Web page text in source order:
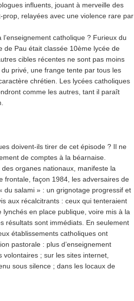
influents, jouant à merveille des
prop, relayées avec une violence rare par
l’enseignement catholique ? Furieux du
de Pau était classée 10ème lycée de
cibles récentes ne sont pas moins
privé, une frange tente par tous les
chrétien. Les lycées catholiques
comme les autres, tant il paraît
doivent-ils tirer de cet épisode ? Il ne
de comptes à la béarnaise.
organes nationaux, manifeste la
frontale, façon 1984, les adversaires de
du salami » : un grignotage progressif et
aux récalcitrants : ceux qui tenteraient
lynchés en place publique, voire mis à la
résultats sont immédiats. En seulement
établissements catholiques ont
pastorale : plus d’enseignement
; sur les sites internet,
sous silence ; dans les locaux de